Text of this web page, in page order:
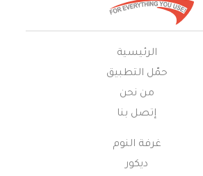
الرئيسية
حمّل التطبيق
من نحن
إتصل بنا
غرفة النوم
ديكور